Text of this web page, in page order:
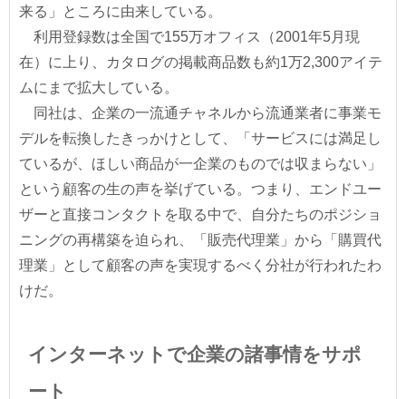
来る」ところに由来している。
利用登録数は全国で155万オフィス（2001年5月現
在）に上り、カタログの掲載商品数も約1万2,300アイテ
ムにまで拡大している。
同社は、企業の一流通チャネルから流通業者に事業モ
デルを転換したきっかけとして、「サービスには満足し
ているが、ほしい商品が一企業のものでは収まらない」
という顧客の生の声を挙げている。つまり、エンドユー
ザーと直接コンタクトを取る中で、自分たちのポジショ
ニングの再構築を迫られ、「販売代理業」から「購買代
理業」として顧客の声を実現するべく分社が行われたわ
けだ。
インターネットで企業の諸事情をサポ
ート